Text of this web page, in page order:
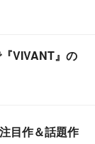
VIVANT』の
目作＆話題作